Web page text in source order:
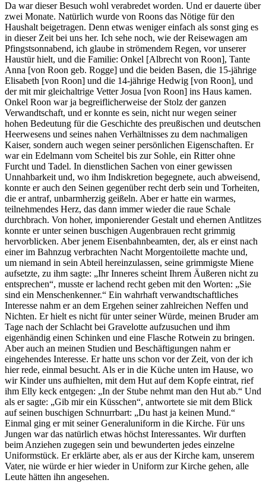
Da war dieser Besuch wohl verabredet worden. Und er dauerte über
zwei Monate. Natürlich wurde von Roons das Nötige für den
Haushalt beigetragen. Denn etwas weniger einfach als sonst ging es
in dieser Zeit bei uns her. Ich sehe noch, wie der Reisewagen am
Pfingstsonnabend, ich glaube in strömendem Regen, vor unserer
Haustür hielt, und die Familie: Onkel [Albrecht von Roon], Tante
Anna [von Roon geb. Rogge] und die beiden Basen, die 15-jährige
Elisabeth [von Roon] und die 14-jährige Hedwig [von Roon], und
der mit mir gleichaltrige VetterJosua [von Roon] ins Haus kamen.
Onkel Roon war ja begreiflicherweise der Stolz der ganzen
Verwandtschaft, und er konnte es sein, nicht nur wegen seiner
hohen Bedeutung für die Geschichte des preußischen und deutschen
Heerwesens und seines nahen Verhältnisses zu dem nachmaligen
Kaiser, sondern auch wegen seiner persönlichen Eigenschaften. Er
war ein Edelmann vom Scheitel bis zur Sohle, ein Ritter ohne
Furcht und Tadel. In dienstlichen Sachen von einer gewissen
Unnahbarkeit und, wo ihm Indiskretion begegnete, auch abweisend,
konnte er auch den Seinen gegenüber recht derb sein und Torheiten,
die er antraf, unbarmherzig geißeln. Aber er hatte ein warmes,
teilnehmendes Herz, das dann immer wieder die raue Schale
durchbrach. Von hoher, imponierender Gestalt und ehernen Antlitzes
konnte er unter seinen buschigen Augenbrauen recht grimmig
hervorblicken. Aber jenem Eisenbahnbeamten, der, als er einst nach
einer im Bahnzug verbrachten Nacht Morgentoilette machte und,
um niemand in sein Abteil hereinzulassen, seine grimmigste Miene
aufsetzte, zu ihm sagte:
Ihr Inneres scheint Ihrem Äußeren nicht zu
entsprechen , musste er lachend recht geben mit den Worten:
Sie
sind ein Menschenkenner.
Ein wahrhaft verwandtschaftliches
Interesse nahm er an dem Ergehen seiner zahlreichen Neffen und
Nichten. Er hielt es nicht für unter seiner Würde, meinen Bruder am
Tage nach der Schlacht bei Gravelotte aufzusuchen und ihm
eigenhändig einen Schinken und eine Flasche Rotwein zu bringen.
Aber auch an meinen Studien und Beschäftigungen nahm er
eingehendes Interesse. Er hatte uns schon vor der Zeit, von der ich
hier rede, einmal besucht. Als er in die Küche unten im Hause, wo
wir Kinder uns aufhielten, mit dem Hut auf dem Kopfe eintrat, rief
ihm Elly keck entgegen:
In der Stube nehmt man den Hut ab.
Und
als er sagte:
Gib mir ein Küsschen , antwortete sie mit dem Blick
auf seinen buschigen Schnurrbart:
Du hast ja keinen Mund.
Einmal ging er mit seiner Generaluniform in die Kirche. Für uns
Jungen war das natürlich etwas höchst Interessantes. Wir durften
beim Anziehen zugegen sein und bewunderten jedes einzelne
Uniformstück. Er erklärte aber, als er aus der Kirche kam, unserem
Vater, nie würde er hier wieder in Uniform zur Kirche gehen, alle
Leute hätten ihn angesehen.